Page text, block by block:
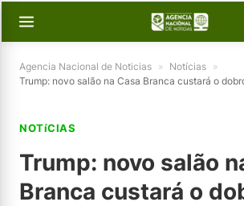
Agencia Nacional de Noticias » Notícias »
Trump: novo salão na Casa Branca custará o
NOTíCIAS
Trump: novo salão
Branca custará o